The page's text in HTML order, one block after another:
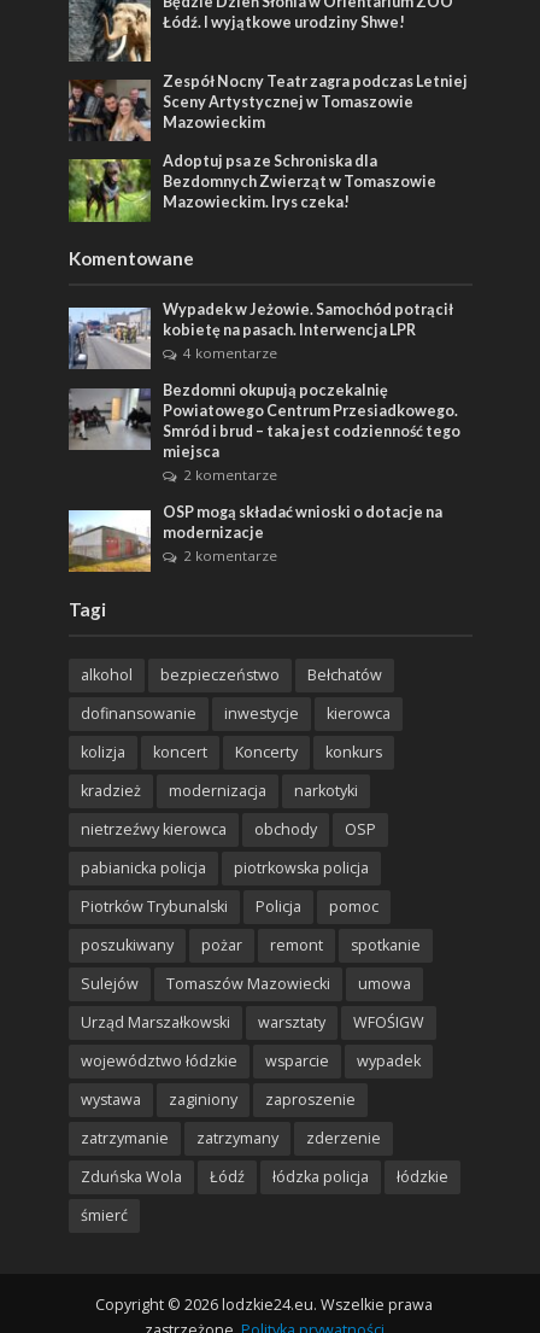
Łódź. I wyjątkowe urodziny Shwe!
Zespół Nocny Teatr zagra podczas Letniej
Sceny Artystycznej w Tomaszowie
Mazowieckim
Adoptuj psa ze Schroniska dla
Bezdomnych Zwierząt w Tomaszowie
Mazowieckim. Irys czeka!
Komentowane
Wypadek w Jeżowie. Samochód potrącił
kobietę na pasach. Interwencja LPR
4 komentarze
Bezdomni okupują poczekalnię
Powiatowego Centrum Przesiadkowego.
Smród i brud – taka jest codzienność tego
miejsca
2 komentarze
OSP mogą składać wnioski o dotacje na
modernizacje
2 komentarze
Tagi
alkohol bezpieczeństwo
Bełchatów
dofinansowanie
inwestycje
kierowca
kolizja
koncert Koncerty
konkurs
kradzież
modernizacja
narkotyki
nietrzeźwy kierowca
obchody
OSP
pabianicka policja
piotrkowska policja
Piotrków Trybunalski
Policja
pomoc
poszukiwany
pożar remont
spotkanie
Sulejów
Tomaszów Mazowiecki
umowa
Urząd Marszałkowski
warsztaty
WFOŚIGW
województwo łódzkie
wsparcie
wypadek
wystawa
zaginiony
zaproszenie
zatrzymanie
zatrzymany
zderzenie
Zduńska Wola
Łódź łódzka policja
łódzkie
śmierć
Copyright © 2026 lodzkie24.eu. Wszelkie prawa